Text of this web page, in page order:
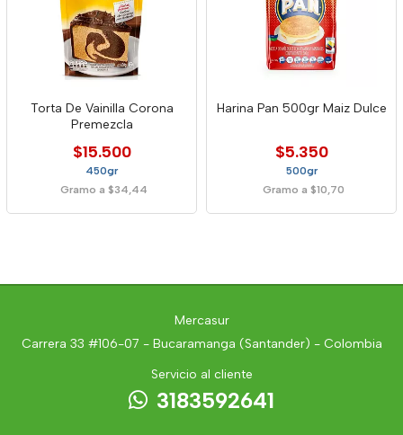
Torta De Vainilla Corona
Premezcla
$15.500
450gr
Gramo a $34,44
Harina Pan 500gr Maiz Dulce
$5.350
500gr
Gramo a $10,70
Mercasur
Carrera 33 #106-07 - Bucaramanga (Santander) - Colombia
Servicio al cliente
3183592641